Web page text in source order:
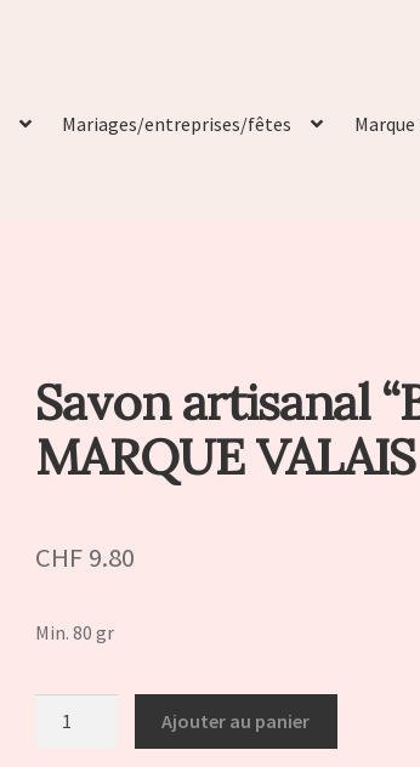
Mariages/entreprises/fêtes
Savon artisanal
MARQUE VALAIS
CHF9.80
Min. 80 gr
Ajouter au panier